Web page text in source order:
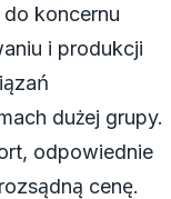
do koncernu
i produkcji
dużej grupy.
odpowiednie
cenę.